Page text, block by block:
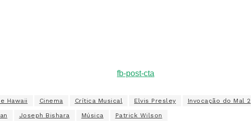
Hawaii Cinema Crítica Musical Elvis Presley Invocação do Mal 2
Joseph Bishara Música Patrick Wilson